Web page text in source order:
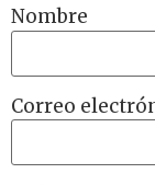
Nombre
Correo